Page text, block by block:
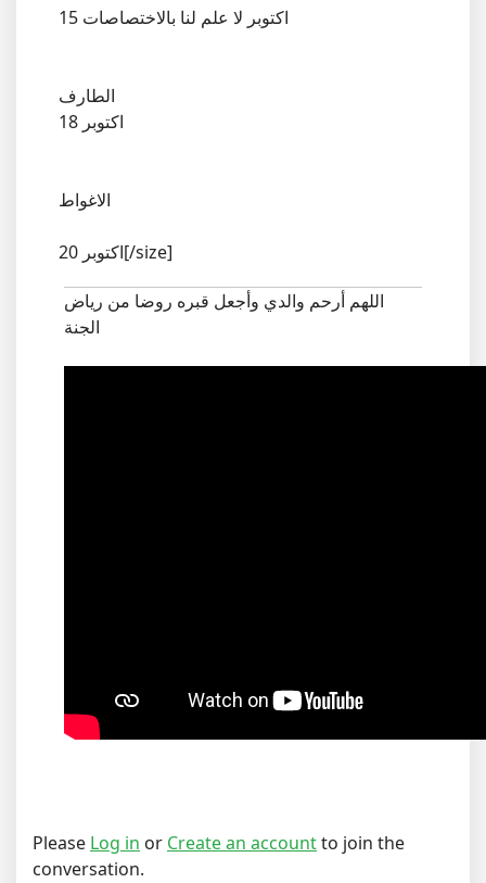
15 اكتوبر لا علم لنا بالاختصاصات
الطارف
18 اكتوبر
الاغواط
20 اكتوبر[/size]
اللهم أرحم والدي وأجعل قبره روضا من رياض
الجنة
Please Log in or Create an accountto join the
conversation.